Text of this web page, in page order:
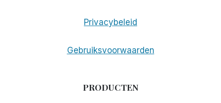
Privacybeleid
Gebruiksvoorwaarden
PRODUCTEN